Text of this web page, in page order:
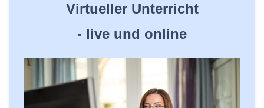
Virtueller Unterricht
- ​live und online